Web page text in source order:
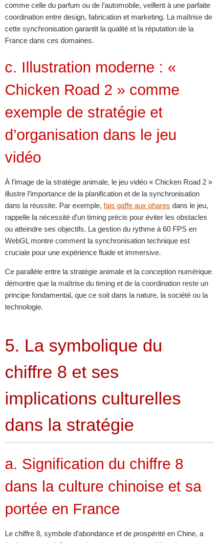
comme celle du parfum ou de l’automobile, veillent à une parfaite
coordination entre design, fabrication et marketing. La maîtrise de
cette synchronisation garantit la qualité et la réputation de la
France dans ces domaines.
c. Illustration moderne : «
Chicken Road 2 » comme
exemple de stratégie et
d’organisation dans le jeu
vidéo
À l’image de la stratégie animale, le jeu vidéo « Chicken Road 2 »
illustre l’importance de la planification et de la synchronisation
dans la réussite. Par exemple, fais gaffe aux phares dans le jeu,
rappelle la nécessité d’un timing précis pour éviter les obstacles
ou atteindre ses objectifs. La gestion du rythme à 60 FPS en
WebGL montre comment la synchronisation technique est
cruciale pour une expérience fluide et immersive.
Ce parallèle entre la stratégie animale et la conception numérique
démontre que la maîtrise du timing et de la coordination reste un
principe fondamental, que ce soit dans la nature, la société ou la
technologie.
5. La symbolique du
chiffre 8 et ses
implications culturelles
dans la stratégie
a. Signification du chiffre 8
dans la culture chinoise et sa
portée en France
Le chiffre 8, symbole d’abondance et de prospérité en Chine, a